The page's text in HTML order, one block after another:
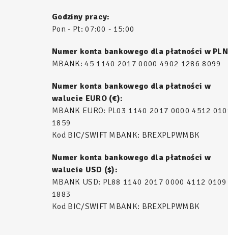
Godziny pracy:
Pon - Pt: 07:00 - 15:00
Numer konta bankowego dla płatności w
MBANK: 45 1140 2017 0000 4902 1286 8099
Numer konta bankowego dla płatności w
walucie EURO (€):
MBANK EURO: PL03 1140 2017 0000 4512
1859
Kod BIC/SWIFT MBANK: BREXPLPWMBK
Numer konta bankowego dla płatności w
walucie USD ($):
MBANK USD: PL88 1140 2017 0000 4112 0109
1883
Kod BIC/SWIFT MBANK: BREXPLPWMBK